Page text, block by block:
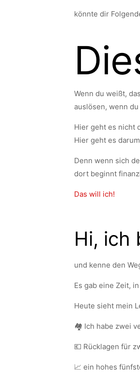
könnte dir
Wenn du weißt,
auslösen, wenn
Hier geht es nicht
Hier geht es
Denn wenn sich
dort beginnt
Das will ich!
Hi, ich
und kenne den
Es gab eine Zeit,
Heute sieht mein
🏘️ Ich habe zwei
💶 Rücklagen für
📈 ein hohes